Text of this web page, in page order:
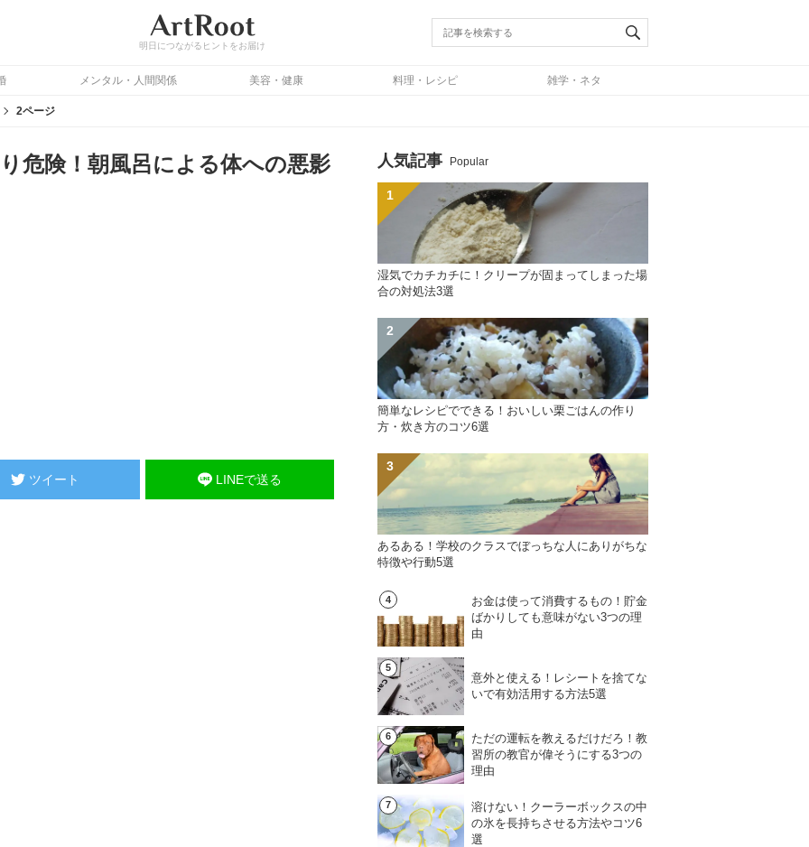
明日につながるヒントをお届け
メンタル・人間関係 美容・健康 料理・レシピ 雑学・ネタ
2ページ
危険！朝風呂による体への悪影
ツイート LINEで送る
人気記事 Popular
湿気でカチカチに！クリープが固まってしまった場
合の対処法3選
簡単なレシピでできる！おいしい栗ごはんの作り
方・炊き方のコツ6選
あるある！学校のクラスでぼっちな人にありがちな
特徴や行動5選
お金は使って消費するもの！貯金
ばかりしても意味がない3つの理
由
意外と使える！レシートを捨てな
いで有効活用する方法5選
ただの運転を教えるだけだろ！教
習所の教官が偉そうにする3つの
理由
溶けない！クーラーボックスの中
の氷を長持ちさせる方法やコツ6
選